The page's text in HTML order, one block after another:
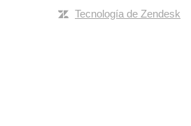
Tecnología de Zendesk